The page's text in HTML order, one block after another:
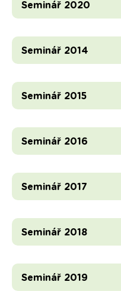
Seminář 2020
Seminář 2014
Seminář 2015
Seminář 2016
Seminář 2017
Seminář 2018
Seminář 2019